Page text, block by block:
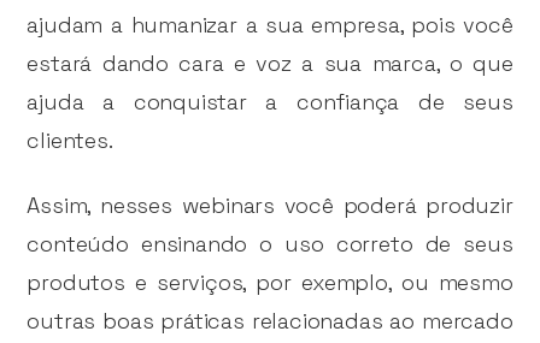
ajudam a humanizar a sua empresa, pois você
estará dando cara e voz a sua marca, o que
ajuda a conquistar a confiança de seus
clientes.
Assim, nesses webinars você poderá produzir
conteúdo ensinando o uso correto de seus
produtos e serviços, por exemplo, ou mesmo
outras boas práticas relacionadas ao mercado